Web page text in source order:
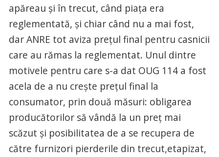
apăreau şi în trecut, când piaţa era
reglementată, şi chiar când nu a mai fost,
dar ANRE tot aviza preţul final pentru casnicii
care au rămas la reglementat. Unul dintre
motivele pentru care s-a dat OUG 114 a fost
acela de a nu creşte preţul final la
consumator, prin două măsuri: obligarea
producătorilor să vândă la un preţ mai
scăzut şi posibilitatea de a se recupera de
către furnizori pierderile din trecut,etapizat,